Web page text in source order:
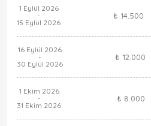
1 Eylül 2026
-
15 Eylül 2026
₺ 14.500
16 Eylül 2026
-
30 Eylül 2026
₺ 12.000
1 Ekim 2026
-
31 Ekim 2026
₺ 8.000